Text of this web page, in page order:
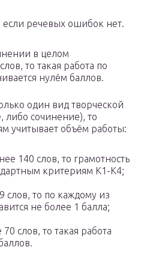
если речевых ошибок нет.
в целом
то такая работа по
нулём баллов.
один вид творческой
либо сочинение), то
учитывает объём работы:
140 слов, то грамотность
критериям К1-К4;
слов, то по каждому из
не более 1 балла;
слов, то такая работа